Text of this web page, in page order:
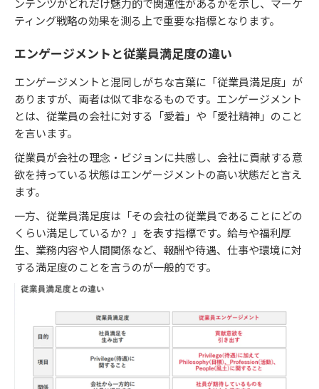
ティング戦略の効果を測る上で重要な指標となります。
エンゲージメントと従業員満足度の違い
エンゲージメントと混同しがちな言葉に「従業員満足度」が
ありますが、両者は似て非なるものです。エンゲージメント
とは、従業員の会社に対する「愛着」や「愛社精神」のこと
を言います。
従業員が会社の理念・ビジョンに共感し、会社に貢献する意
欲を持っている状態はエンゲージメントの高い状態だと言え
ます。
一方、従業員満足度は「その会社の従業員であることにどの
くらい満足しているか？」を表す指標です。給与や福利厚
生、業務内容や人間関係など、報酬や待遇、仕事や環境に対
する満足度のことを言うのが一般的です。